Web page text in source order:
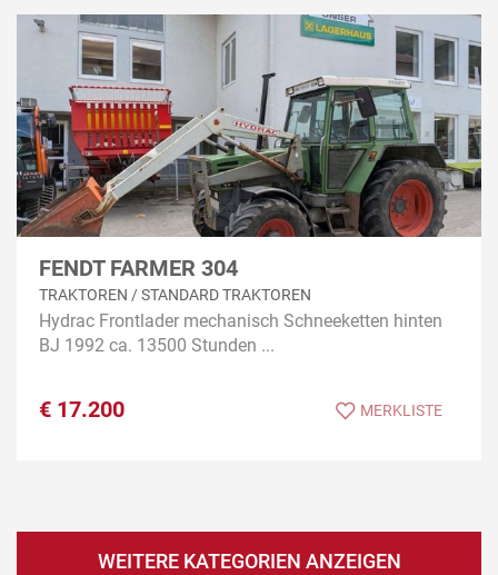
FENDT FARMER 304
TRAKTOREN / STANDARD TRAKTOREN
Hydrac Frontlader mechanisch Schneeketten hinten
BJ 1992 ca. 13500 Stunden ...
€ 17.200 MERKLISTE
WEITERE KATEGORIEN ANZEIGEN